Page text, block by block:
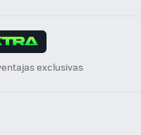
exclusivas